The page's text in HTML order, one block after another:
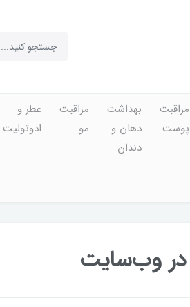
مراقبت
پوست
بهداشت
دهان و
دندان
مراقبت
مو
عطر و
ادوتولیت
در وب‌سایت